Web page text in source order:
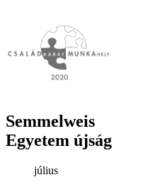
Semmelweis
Egyetem újság
július